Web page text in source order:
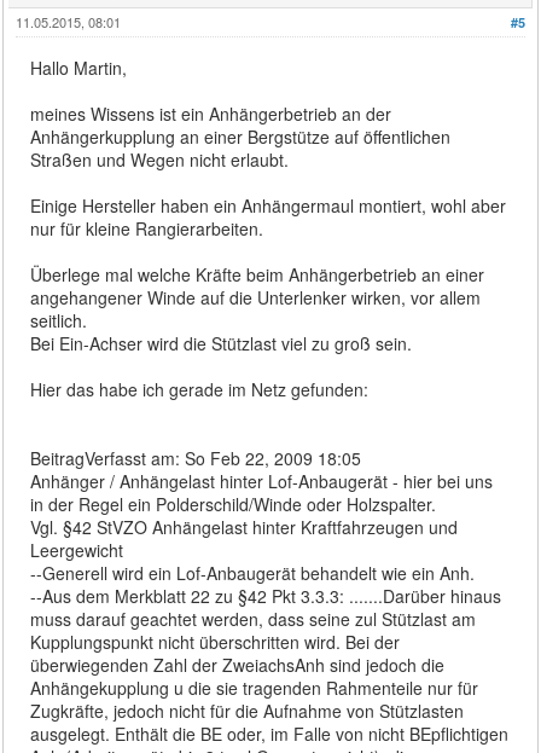
#5
11.05.2015, 08:01
Hallo Martin,
meines Wissens ist ein Anhängerbetrieb an der
Anhängerkupplung an einer Bergstütze auf öffentlichen
Straßen und Wegen nicht erlaubt.
Einige Hersteller haben ein Anhängermaul montiert, wohl aber
nur für kleine Rangierarbeiten.
Überlege mal welche Kräfte beim Anhängerbetrieb an einer
angehangener Winde auf die Unterlenker wirken, vor allem
seitlich.
Bei Ein-Achser wird die Stützlast viel zu groß sein.
Hier das habe ich gerade im Netz gefunden:
BeitragVerfasst am: So Feb 22, 2009 18:05
Anhänger / Anhängelast hinter Lof-Anbaugerät - hier bei uns
in der Regel ein Polderschild/Winde oder Holzspalter.
Vgl. §42 StVZO Anhängelast hinter Kraftfahrzeugen und
Leergewicht
--Generell wird ein Lof-Anbaugerät behandelt wie ein Anh.
--Aus dem Merkblatt 22 zu §42 Pkt 3.3.3: .......Darüber hinaus
muss darauf geachtet werden, dass seine zul Stützlast am
Kupplungspunkt nicht überschritten wird. Bei der
überwiegenden Zahl der ZweiachsAnh sind jedoch die
Anhängekupplung u die sie tragenden Rahmenteile nur für
Zugkräfte, jedoch nicht für die Aufnahme von Stützlasten
ausgelegt. Enthält die BE oder, im Falle von nicht BEpflichtigen